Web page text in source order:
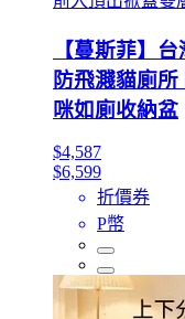
【蔓斯菲】
防飛濺貓廁
咪如廁收納盆
$4,587
$6,599
折價券
P幣